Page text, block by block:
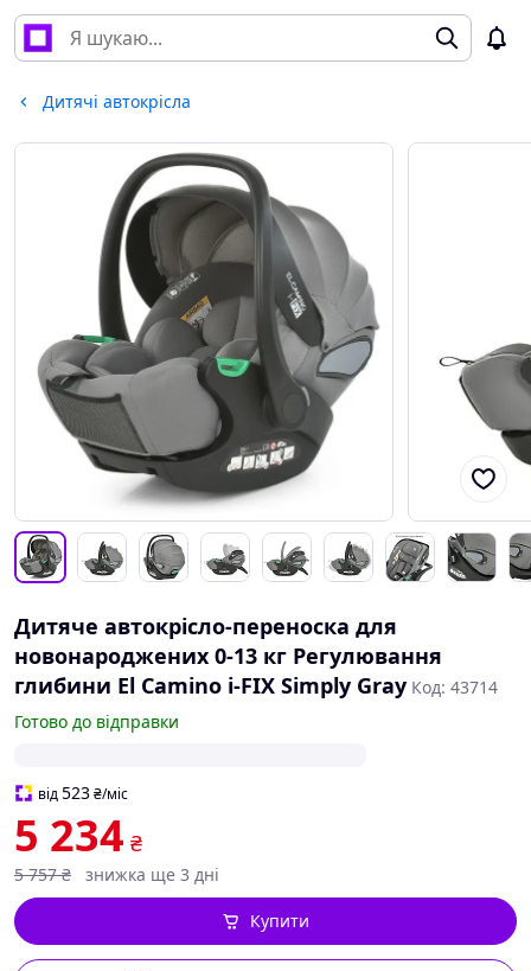
Дитячі автокрісла
Дитяче автокрісло-переноска для
новонароджених 0-13 кг Регулювання
глибини El Camino i-FIX Simply Gray Код: 43714
Готово до відправки
від523₴/міс
5 234 ₴
5 757 ₴ знижка ще 3 дні
Купити